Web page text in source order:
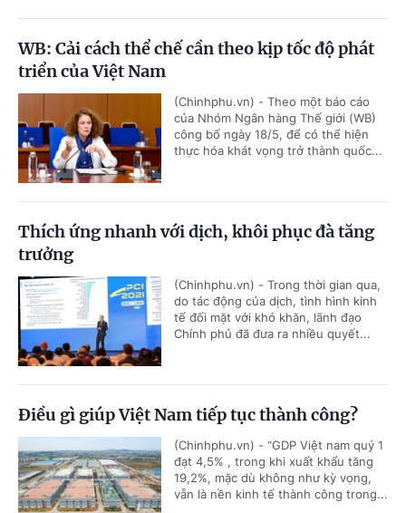
WB: Cải cách thể chế cần theo kịp tốc độ phát
triển của Việt Nam
(Chinhphu.vn) - Theo một báo cáo
của Nhóm Ngân hàng Thế giới (WB)
công bố ngày 18/5, để có thể hiện
thực hóa khát vọng trở thành quốc...
Thích ứng nhanh với dịch, khôi phục đà tăng
trưởng
(Chinhphu.vn) - Trong thời gian qua,
do tác động của dịch, tình hình kinh
tế đối mặt với khó khăn, lãnh đạo
Chính phủ đã đưa ra nhiều quyết...
Điều gì giúp Việt Nam tiếp tục thành công?
(Chinhphu.vn) - “GDP Việt nam quý 1
đạt 4,5% , trong khi xuất khẩu tăng
19,2%, mặc dù không như kỳ vọng,
vẫn là nền kinh tế thành công trong...